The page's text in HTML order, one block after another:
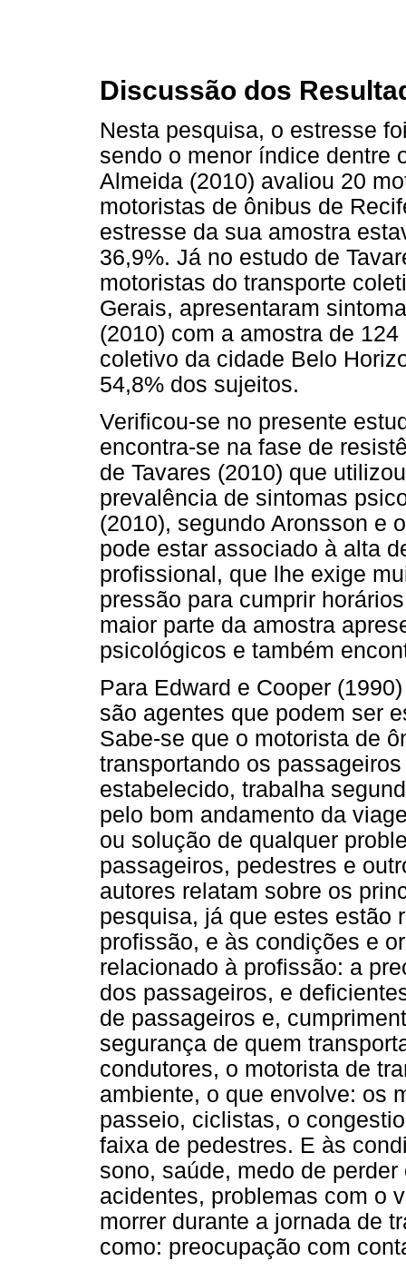
Discussão dos
Nesta pesquisa, o estresse
sendo o menor índice dentre
Almeida (2010) avaliou 20
motoristas de ônibus de
estresse da sua amostra
36,9%. Já no estudo de
motoristas do transporte
Gerais, apresentaram
(2010) com a amostra de
coletivo da cidade Belo
54,8% dos sujeitos.
Verificou-se no presente
encontra-se na fase de
de Tavares (2010) que
prevalência de sintomas
(2010), segundo Aronsson e
pode estar associado à alta
profissional, que lhe exige
pressão para cumprir
maior parte da amostra
psicológicos e também
Para Edward e Cooper
são agentes que podem ser
Sabe-se que o motorista de
transportando os
estabelecido, trabalha
pelo bom andamento da
ou solução de qualquer
passageiros, pedestres e
autores relatam sobre os
pesquisa, já que estes estão
profissão, e às condições e
relacionado à profissão: a
dos passageiros, e
de passageiros e,
segurança de quem
condutores, o motorista de
ambiente, o que envolve: os
passeio, ciclistas, o
faixa de pedestres. E às
sono, saúde, medo de
acidentes, problemas com o
morrer durante a jornada de
como: preocupação com